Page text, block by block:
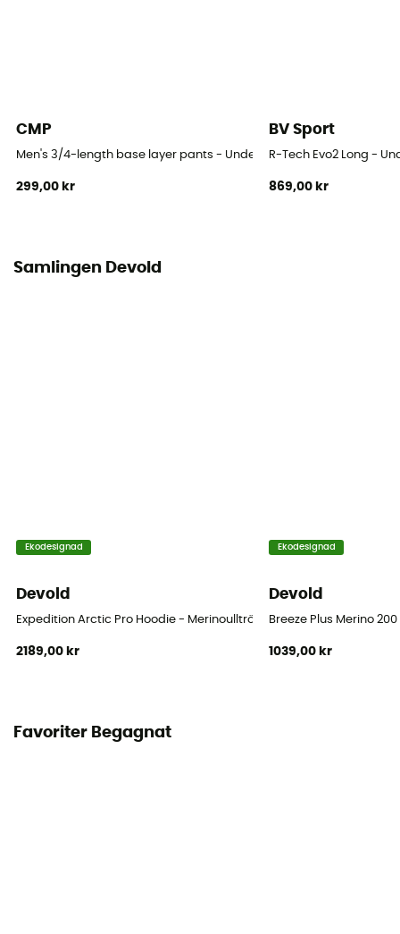
CMP
Men's 3/4-length base layer pants - Underställ - Herr
299,00 kr
BV Sport
R-Tech Evo2 Long -
869,00 kr
Samlingen Devold
Ekodesignad
Devold
Expedition Arctic Pro Hoodie - Merinoulltröja - Herr
2189,00 kr
Ekodesignad
Devold
Breeze Plus Merino
1039,00 kr
Favoriter Begagnat